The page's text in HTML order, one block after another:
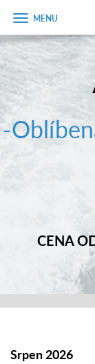
Úvodní strana
Pronájem a
Plán plavby
Zobrazit
menu
-
CENA
Srpen 2026